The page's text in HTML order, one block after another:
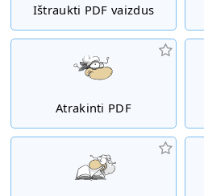
Ištraukti PDF vaizdus
Atrakinti PDF